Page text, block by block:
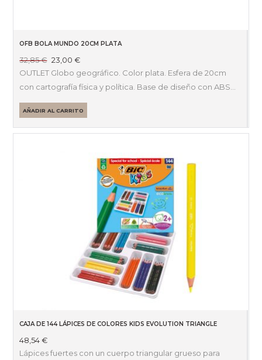
OFB BOLA MUNDO 20CM PLATA
32,85€ El
precio
original
era:
32,85 €.
23,00€El
precio
actual
es:
23,00 €.
OUTLET Globo geográfico. Color plata. Esfera de 20cm
con cartografía física y política. Base de diseño con ABS…
AÑADIR AL CARRITO
CAJA DE 144 LÁPICES DE COLORES KIDS EVOLUTION TRIANGLE
48,54€
Lápices fuertes con un cuerpo triangular grueso para